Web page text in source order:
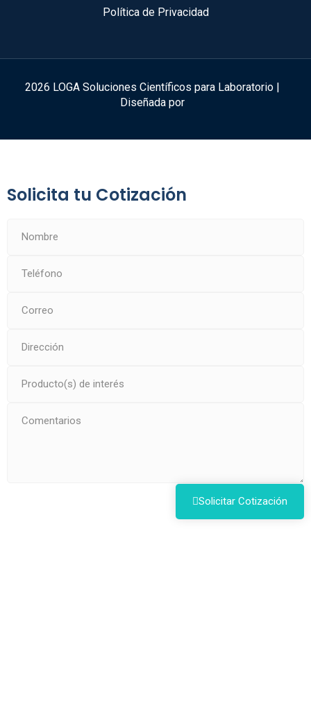
Política de Privacidad
2026 LOGA Soluciones Científicos para Laboratorio |
Diseñada por
Solicita tu Cotización
Solicitar Cotización